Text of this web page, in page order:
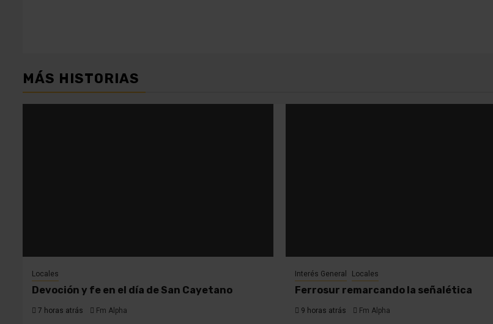
MÁS HISTORIAS
Locales
Devoción y fe en el día de San Cayetano
7 horas atrás Fm Alpha
Interés General Locales
Ferrosur remarcando la señalética
9 horas atrás Fm Alpha